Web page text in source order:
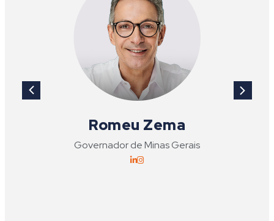
Romeu Zema
Governador de Minas Gerais